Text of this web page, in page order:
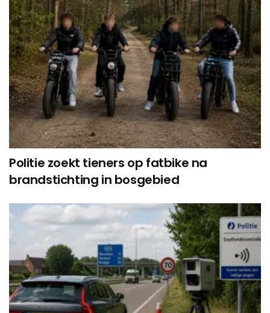
Politie zoekt tieners op fatbike na
brandstichting in bosgebied